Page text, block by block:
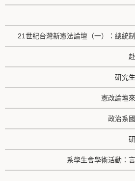
21世紀台灣新憲法論壇（一）：總統
研究
憲改論壇
政治系
系學生會學術活動：